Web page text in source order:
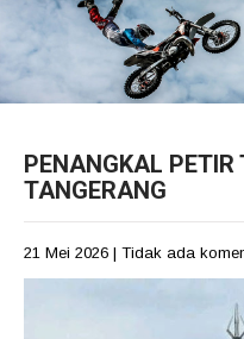
PENANGKAL
TANGERANG
21 Mei 2026 | Tidak ada